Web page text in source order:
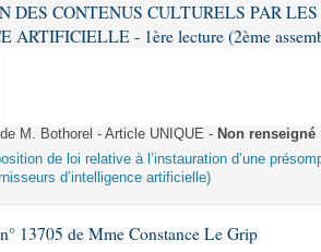
des lois
des lois
sociale
et orales
débats
DES CONTENUS CULTURELS PAR LES
ARTIFICIELLE - 1ère lecture (2ème
M. Bothorel - Article UNIQUE - Non renseigné
de loi relative à l’instauration d’une
d’intelligence artificielle)
13705 de Mme Constance Le Grip